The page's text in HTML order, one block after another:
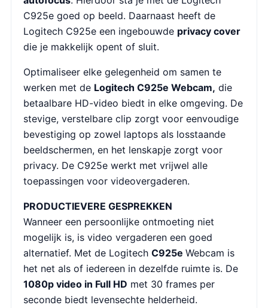
C925e goed op beeld. Daarnaast heeft de
Logitech C925e een ingebouwde privacy cover
die je makkelijk opent of sluit.
Optimaliseer elke gelegenheid om samen te
werken met de Logitech C925e Webcam, die
betaalbare HD-video biedt in elke omgeving. De
stevige, verstelbare clip zorgt voor eenvoudige
bevestiging op zowel laptops als losstaande
beeldschermen, en het lenskapje zorgt voor
privacy. De C925e werkt met vrijwel alle
toepassingen voor videovergaderen.
PRODUCTIEVERE GESPREKKEN
Wanneer een persoonlijke ontmoeting niet
mogelijk is, is video vergaderen een goed
alternatief. Met de Logitech C925e Webcam is
het net als of iedereen in dezelfde ruimte is. De
1080p video in Full HD met 30 frames per
seconde biedt levensechte helderheid.